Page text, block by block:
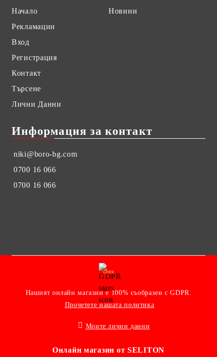
Начало
Рекламации
Вход
Регистрация
Контакт
Търсене
Лични Данни
Новини
Информация за контакт
niki@boro-bg.com
0700 16 066
0700 16 066
GDPR
Нашият онлайн магазин е 100% съобразен с GDPR.
Прочетете нашата политика
Моите лични данни
Онлайн магазин от SELITON